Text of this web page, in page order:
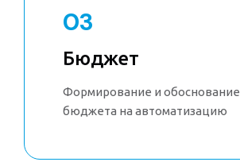
03
Бюджет
Формирование и обоснование
бюджета на автоматизацию